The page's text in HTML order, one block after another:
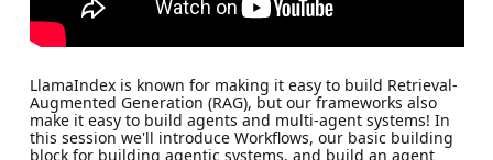
LlamaIndex is known for making it easy to build Retrieval-
Augmented Generation (RAG), but our frameworks also
make it easy to build agents and multi-agent systems! In
this session we'll introduce Workflows, our basic building
block for building agentic systems, and build an agent